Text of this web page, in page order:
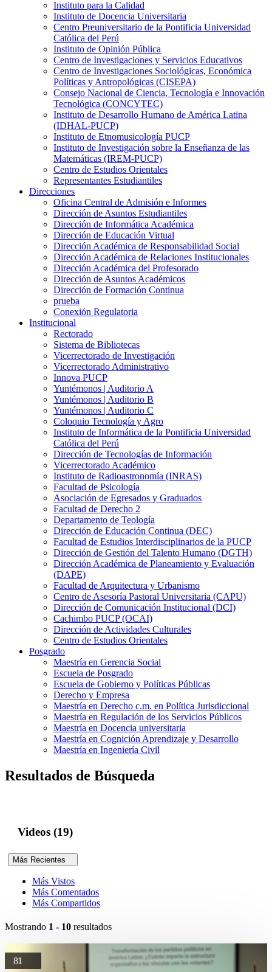
Instituto para la Calidad
Instituto de Docencia Universitaria
Centro Preuniversitario de la Pontificia Universidad
Católica del Perú
Instituto de Opinión Pública
Centro de Investigaciones y Servicios Educativos
Centro de Investigaciones Sociológicas, Económica
Políticas y Antropológicas (CISEPA)
Consejo Nacional de Ciencia, Tecnología e Innovación
Tecnológica (CONCYTEC)
Instituto de Desarrollo Humano de América Latina
(IDHAL-PUCP)
Instituto de Etnomusicología PUCP
Instituto de Investigación sobre la Enseñanza de las
Matemáticas (IREM-PUCP)
Centro de Estudios Orientales
Representantes Estudiantiles
Direcciones
Oficina Central de Admisión e Informes
Dirección de Asuntos Estudiantiles
Dirección de Informática Académica
Dirección de Educación Virtual
Dirección Académica de Responsabilidad Social
Dirección Académica de Relaciones Institucionales
Dirección Académica del Profesorado
Dirección de Asuntos Académicos
Dirección de Formación Continua
prueba
Conexión Regulatoria
Institucional
Rectorado
Sistema de Bibliotecas
Vicerrectorado de Investigación
Vicerrectorado Administrativo
Innova PUCP
Yuntémonos | Auditorio A
Yuntémonos | Auditorio B
Yuntémonos | Auditorio C
Coloquio Tecnología y Agro
Instituto de Informática de la Pontificia Universidad
Católica del Perú
Dirección de Tecnologías de Información
Vicerrectorado Académico
Instituto de Radioastronomía (INRAS)
Facultad de Psicología
Asociación de Egresados y Graduados
Facultad de Derecho 2
Departamento de Teología
Dirección de Educación Continua (DEC)
Facultad de Estudios Interdisciplinarios de la PUCP
Dirección de Gestión del Talento Humano (DGTH)
Dirección Académica de Planeamiento y Evaluación
(DAPE)
Facultad de Arquitectura y Urbanismo
Centro de Asesoría Pastoral Universitaria (CAPU)
Dirección de Comunicación Institucional (DCI)
Cachimbo PUCP (OCAI)
Dirección de Actividades Culturales
Centro de Estudios Orientales
Posgrado
Maestría en Gerencia Social
Escuela de Posgrado
Escuela de Gobierno y Políticas Públicas
Derecho y Empresa
Maestría en Derecho c.m. en Política Jurisdiccional
Maestría en Regulación de los Servicios Públicos
Maestría en Docencia universitaria
Maestría en Cognición Aprendizaje y Desarrollo
Maestría en Ingeniería Civil
Resultados de Búsqueda
Videos (19)
Más Recientes
Más Vistos
Más Comentados
Más Compartidos
Mostrando 1 - 10 resultados
81